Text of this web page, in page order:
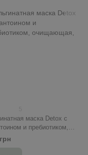
маска Detox с
и пребиотиком,
20 г